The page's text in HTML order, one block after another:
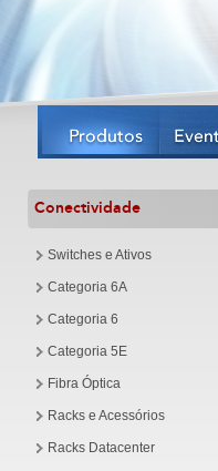
Conectividade
Switches e Ativos
Categoria 6A
Categoria 6
Categoria 5E
Fibra Óptica
Racks e Acessórios
Racks Datacenter